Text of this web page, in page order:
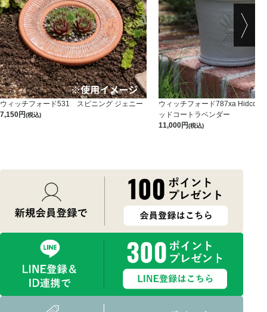
ウィッチフォード531 スピニング ジェニー
7,150
(税込)
ウィッチフォード787xa
ッドコートラベンダー
11,000
(税込)